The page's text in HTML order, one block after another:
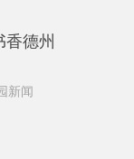
德州
新闻